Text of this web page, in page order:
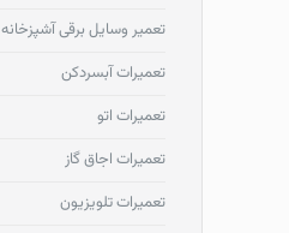
تعمیر وسایل برقی آشپزخانه
تعمیرات آبسردکن
تعمیرات اتو
تعمیرات اجاق گاز
تعمیرات تلویزیون